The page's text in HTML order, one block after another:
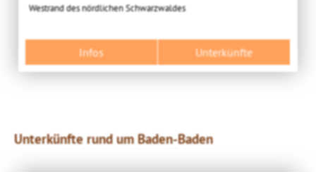
Westrand des nördlichen Schwarzwaldes
Infos Unterkünfte
Unterkünfte rund um Baden-Baden